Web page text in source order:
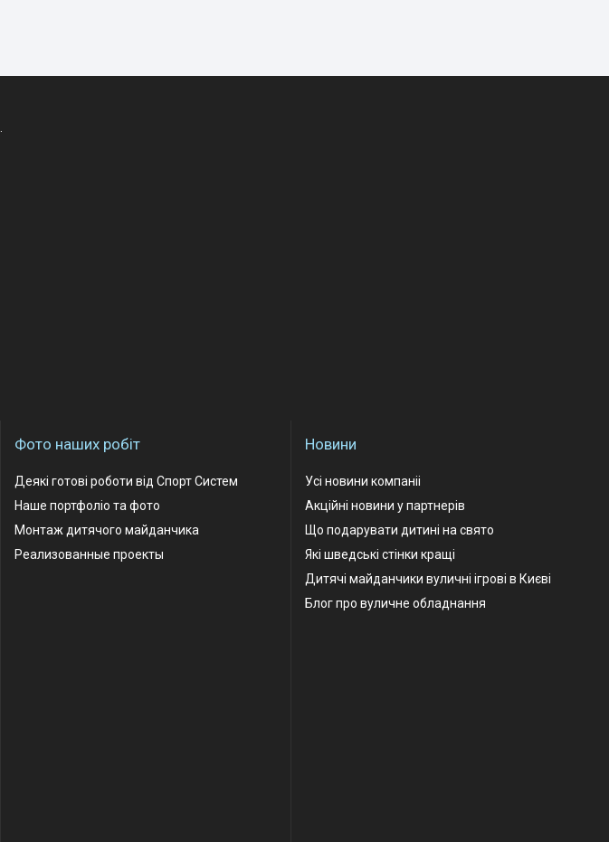
Фото наших робіт
Деякі готові роботи від Спорт Систем
Наше портфоліо та фото
Монтаж дитячого майданчика
Реализованные проекты
Новини
Усі новини компаніі
Акційні новини у партнерів
Що подарувати дитині на свято
Які шведські стінки кращі
Дитячі майданчики вуличні ігрові в Києві
Блог про вуличне обладнання